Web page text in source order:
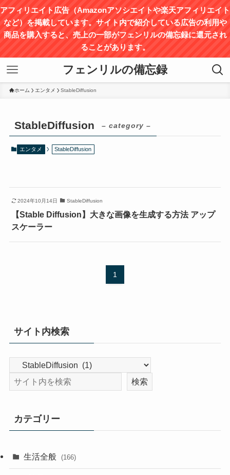
アフィリエイト広告（Amazonアソシエイトや楽天アフィリエイト
など）を掲載しています。サイト内で紹介している広告の利用や
商品を購入すると、売上の⼀部がフェンリルの備忘録に還元され
ることがあります。
フェンリルの備忘録
ホーム エンタメ StableDiffusion
StableDiffusion – category –
エンタメ StableDiffusion
2024年10月14日 StableDiffusion
【Stable Diffusion】大きな画像を生成する方法 アップ
スケーラー
1
サイト内検索
カテゴリー
生活全般 (166)